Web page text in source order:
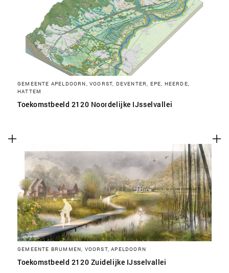
GEMEENTE APELDOORN, VOORST, DEVENTER, EPE, HEERDE,
HATTEM
Toekomstbeeld 2120 Noordelijke IJsselvallei
GEMEENTE BRUMMEN, VOORST, APELDOORN
Toekomstbeeld 2120 Zuidelijke IJsselvallei
SLA VOORKEUREN OP